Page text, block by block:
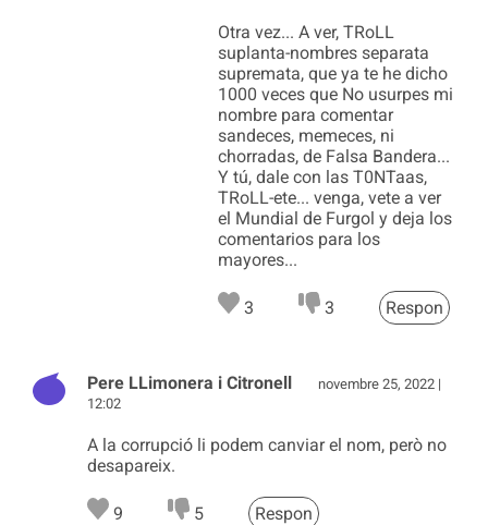
Otra vez... A ver, TRoLL
suplanta-nombres separata
supremata, que ya te he dicho
1000 veces que No usurpes mi
nombre para comentar
sandeces, memeces, ni
chorradas, de Falsa Bandera...
Y tú, dale con las T0NTaas,
TRoLL-ete... venga, vete a ver
el Mundial de Furgol y deja los
comentarios para los
mayores...
3 3 Respon
Pere LLimonera i Citronell
novembre 25, 2022 |
12:02
A la corrupció li podem canviar el nom, però no
desapareix.
9 5 Respon